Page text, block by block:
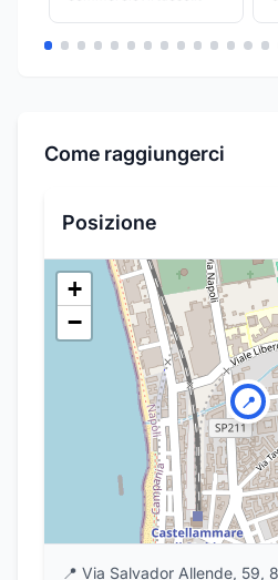
Come raggiungerci
Posizione
📍
+
−
📍 Via Salvador Allende, 59,